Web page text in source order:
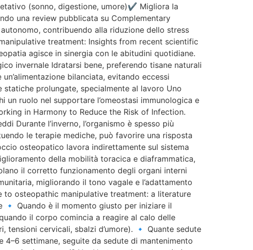
(sonno, digestione, umore)✔ Migliora la
una review pubblicata su Complementary
contribuendo alla riduzione dello stress
treatment: Insights from recent scientific
agisce in sinergia con le abitudini quotidiane.
invernale Idratarsi bene, preferendo tisane naturali
bilanciata, evitando eccessi
prolungate, specialmente al lavoro Uno
ruolo nel supportare l’omeostasi immunologica e
in Harmony to Reduce the Risk of Infection.
Durante l’inverno, l’organismo è spesso più
le terapie mediche, può favorire una risposta
osteopatico lavora indirettamente sul sistema
della mobilità toracica e diaframmatica,
il corretto funzionamento degli organi interni
migliorando il tono vagale e l’adattamento
to osteopathic manipulative treatment: a literature
🔹 Quando è il momento giusto per iniziare il
il corpo comincia a reagire al calo delle
cervicali, sbalzi d’umore). 🔹 Quante sedute
settimane, seguite da sedute di mantenimento